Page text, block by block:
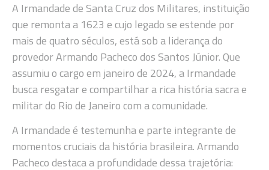
A Irmandade de Santa Cruz dos Militares, instituição
que remonta a 1623 e cujo legado se estende por
mais de quatro séculos, está sob a liderança do
provedor Armando Pacheco dos Santos Júnior. Que
assumiu o cargo em janeiro de 2024, a Irmandade
busca resgatar e compartilhar a rica história sacra e
militar do Rio de Janeiro com a comunidade.
A Irmandade é testemunha e parte integrante de
momentos cruciais da história brasileira. Armando
Pacheco destaca a profundidade dessa trajetória: